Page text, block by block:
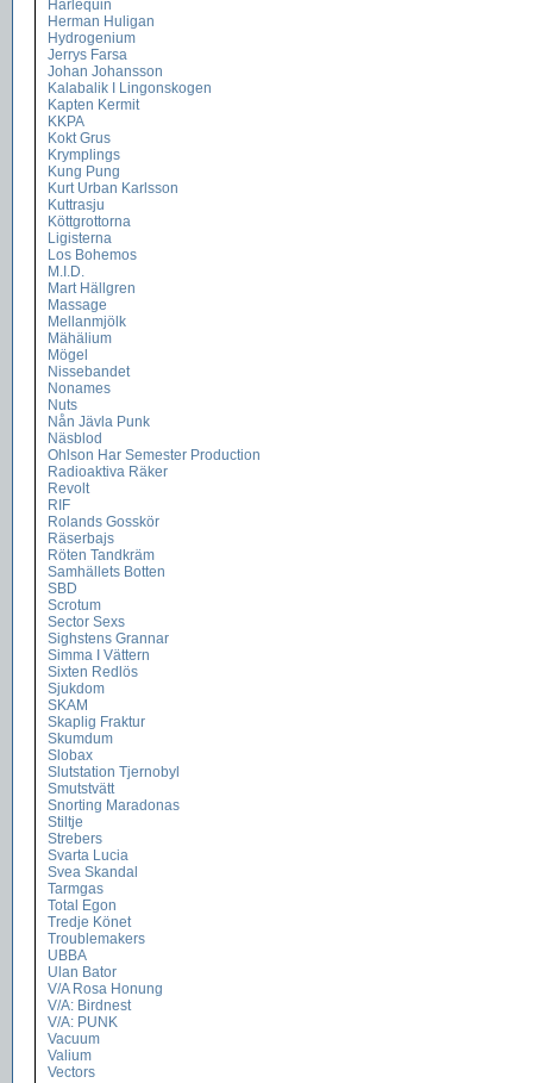
Harlequin
Herman Huligan
Hydrogenium
Jerrys Farsa
Johan Johansson
Kalabalik I Lingonskogen
Kapten Kermit
KKPA
Kokt Grus
Krymplings
Kung Pung
Kurt Urban Karlsson
Kuttrasju
Köttgrottorna
Ligisterna
Los Bohemos
M.I.D.
Mart Hällgren
Massage
Mellanmjölk
Mähälium
Mögel
Nissebandet
Nonames
Nuts
Nån Jävla Punk
Näsblod
Ohlson Har Semester Production
Radioaktiva Räker
Revolt
RIF
Rolands Gosskör
Räserbajs
Röten Tandkräm
Samhällets Botten
SBD
Scrotum
Sector Sexs
Sighstens Grannar
Simma I Vättern
Sixten Redlös
Sjukdom
SKAM
Skaplig Fraktur
Skumdum
Slobax
Slutstation Tjernobyl
Smutstvätt
Snorting Maradonas
Stiltje
Strebers
Svarta Lucia
Svea Skandal
Tarmgas
Total Egon
Tredje Könet
Troublemakers
UBBA
Ulan Bator
V/A Rosa Honung
V/A: Birdnest
V/A: PUNK
Vacuum
Valium
Vectors